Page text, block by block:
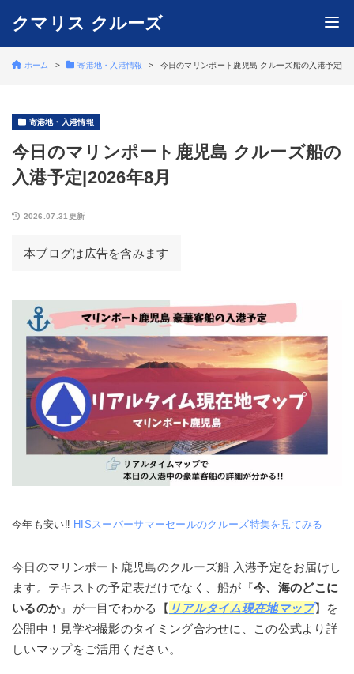
クマリス クルーズ
ホーム 寄港地・入港情報 今日のマリンポート鹿児島 クルーズ船の入港予定
寄港地・入港情報
今日のマリンポート鹿児島 クルーズ船の
入港予定|2026年8月
2026.07.31更新
本ブログは広告を含みます
今年も安い‼ HISスーパーサマーセールのクルーズ特集を見てみる
今日のマリンポート鹿児島のクルーズ船 入港予定をお届けし
ます。テキストの予定表だけでなく、船が『今、海のどこに
いるのか』が一目でわかる【 リアルタイム現在地マップ】を
公開中！見学や撮影のタイミング合わせに、この公式より詳
しいマップをご活用ください。